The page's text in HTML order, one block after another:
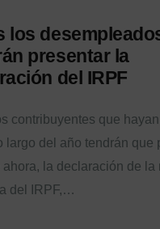
los
presentar la
del IRPF
contribuyentes que hayan
largo del año tendrán que
ahora, la declaración de la
del IRPF,…